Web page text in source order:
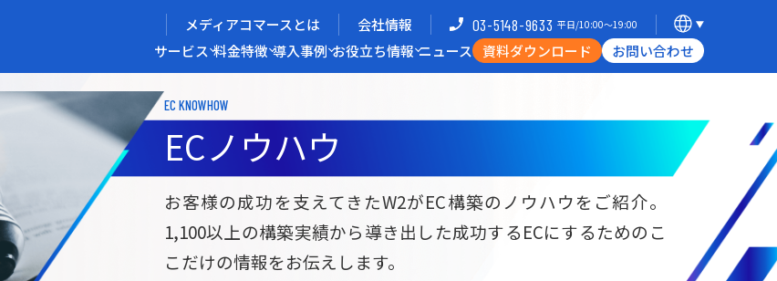
メディアコマースとは 会社情報 03-5148-9633 平日/10:00〜19:00
サービス 料金特徴 導入事例 お役立ち情報 ニュース 資料ダウンロード お問い合わせ
メディアコマースを実現する
サブスク/定期通販ECサイト構築
Commerce
BtoB向けECサイト構築
W2Commerce
海外進出・現地ECサイト構築
メディアコマースとは 選ばれる理由 開発力/支援体制
導入企業インタビュー
お役立ち資料
EC KNOWHOW
ECノウハウ
お客様の成功を支えてきたW2がEC構築のノウハウをご紹介。
1,100以上の構築実績から導き出した成功するECにするためのこ
こだけの情報をお伝えします。